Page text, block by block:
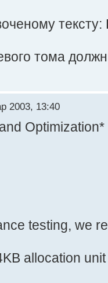
тома
2003, 13:40
testing, we
allocation